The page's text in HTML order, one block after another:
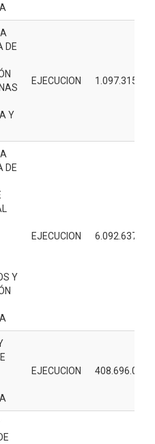
DE
Y
EJECUCION 1.097.315.000
DE
Y
EJECUCION 6.092.637.000
EJECUCION 408.696.000